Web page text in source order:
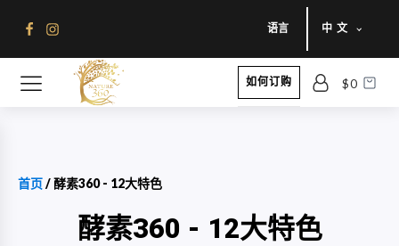
语言 中文
如何订购 $0
首页/ 酵素360 - 12大特色
酵素360 - 12大特色